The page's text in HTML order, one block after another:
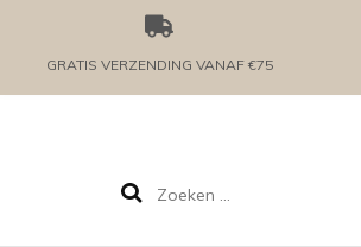
Zoeken
GRATIS VERZENDING VANAF €75